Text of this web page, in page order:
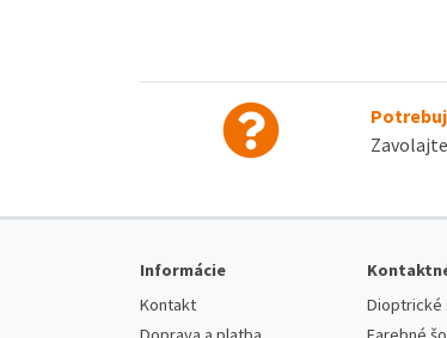
Informácie
Kontakt
Dioptrické